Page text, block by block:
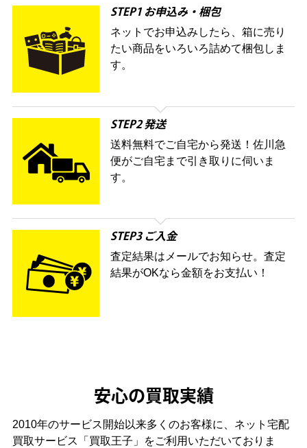
STEP1 お申込み・梱包
ネットでお申込みしたら、箱に売り
たい商品をいろいろ詰めて梱包しま
す。
STEP2 発送
送料無料でご自宅から発送！佐川急
便がご自宅まで引き取りに伺いま
す。
STEP3 ご入金
査定結果はメールでお知らせ。査定
結果がOKなら金額をお支払い！
安心の買取実績
2010年のサービス開始以来多くのお客様に、 ネット宅配
買取サービス「買取王子」をご利用いただいておりま